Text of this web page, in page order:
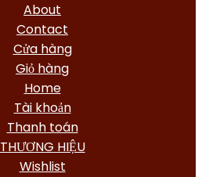
About
Contact
Cửa hàng
Giỏ hàng
Home
Tài khoản
Thanh toán
THƯƠNG HIỆU
Wishlist